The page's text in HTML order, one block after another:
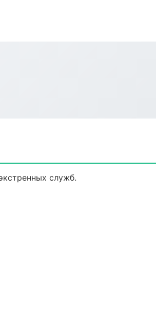
служб.